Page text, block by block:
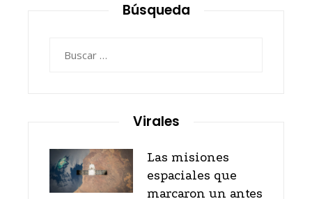
Búsqueda
Virales
Las misiones
espaciales que
marcaron un antes